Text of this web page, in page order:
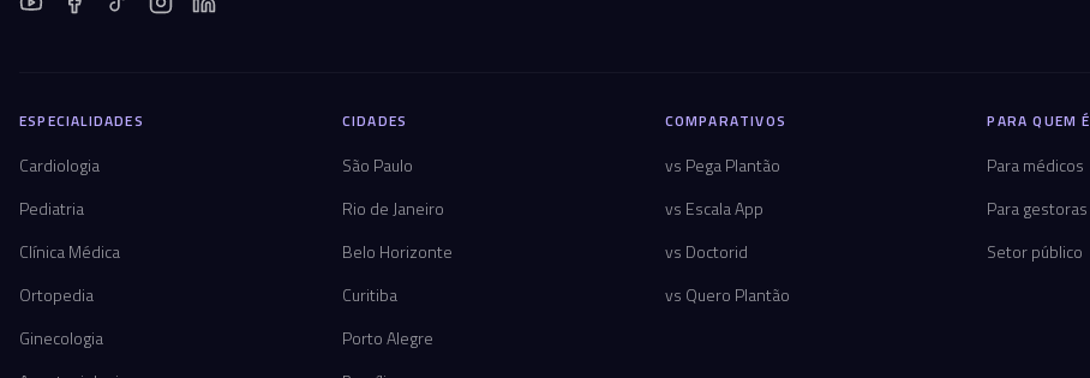
ESPECIALIDADES
Cardiologia
Pediatria
Clínica Médica
Ortopedia
Ginecologia
CIDADES
São Paulo
Rio de Janeiro
Belo Horizonte
Curitiba
Porto Alegre
COMPARATIVOS
vs Pega Plantão
vs Escala App
vs Doctorid
vs Quero Plantão
PARA QUEM É
Para médicos
Para gestoras
Setor público